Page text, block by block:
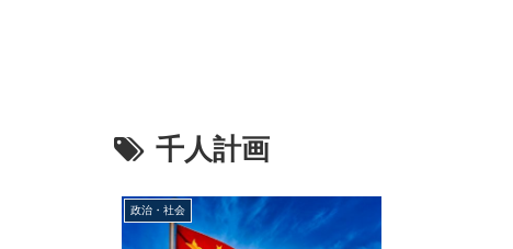
千人計画
政治・社会